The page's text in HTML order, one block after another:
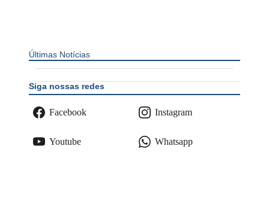
Últimas Notícias
Siga nossas redes
Facebook Instagram
Youtube Whatsapp